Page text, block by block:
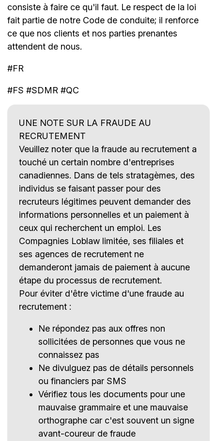
consiste à faire ce qu'il faut. Le respect de la loi
fait partie de notre Code de conduite; il renforce
ce que nos clients et nos parties prenantes
attendent de nous.
#FR
#FS #SDMR #QC
UNE NOTE SUR LA FRAUDE AU
RECRUTEMENT
Veuillez noter que la fraude au recrutement a
touché un certain nombre d'entreprises
canadiennes. Dans de tels stratagèmes, des
individus se faisant passer pour des
recruteurs légitimes peuvent demander des
informations personnelles et un paiement à
ceux qui recherchent un emploi. Les
Compagnies Loblaw limitée, ses filiales et
ses agences de recrutement ne
demanderont jamais de paiement à aucune
étape du processus de recrutement.
Pour éviter d'être victime d'une fraude au
recrutement :
Ne répondez pas aux offres non
sollicitées de personnes que vous ne
connaissez pas
Ne divulguez pas de détails personnels
ou financiers par SMS
Vérifiez tous les documents pour une
mauvaise grammaire et une mauvaise
orthographe car c'est souvent un signe
avant-coureur de fraude